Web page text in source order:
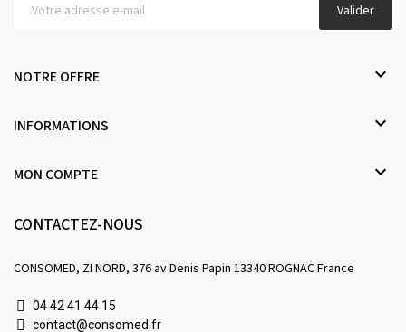
Valider
NOTRE OFFRE 
INFORMATIONS 
MON COMPTE 
CONTACTEZ-NOUS
CONSOMED, ZI NORD, 376 av Denis Papin 13340 ROGNAC France
04 42 41 44 15
contact@consomed.fr